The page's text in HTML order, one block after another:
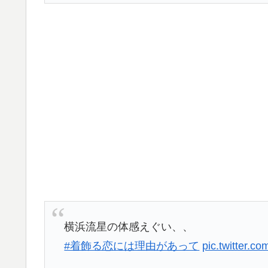
横浜流星の体感えぐい、、
#着飾る恋には理由があって